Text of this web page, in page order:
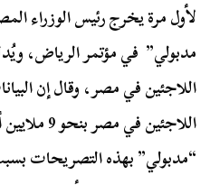
لأول مرة يخرج رئيس الوزراء
مدبولي” في مؤتمر الرياض،
اللاجئين في مصر، وقال إن
“مدبولي” بهذه التصريحات